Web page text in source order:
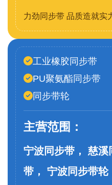
力劲同步带 品质造就实
工业橡胶同步带
PU聚氨酯同步带
同步带轮
主营范围：
宁波同步带， 慈
带， 宁波同步带轮